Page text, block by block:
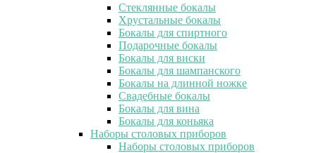
Стеклянные бокалы
Хрустальные бокалы
Бокалы для спиртного
Подарочные бокалы
Бокалы для виски
Бокалы для шампанского
Бокалы на длинной ножке
Свадебные бокалы
Бокалы для вина
Бокалы для коньяка
Наборы столовых приборов
Наборы столовых приборов